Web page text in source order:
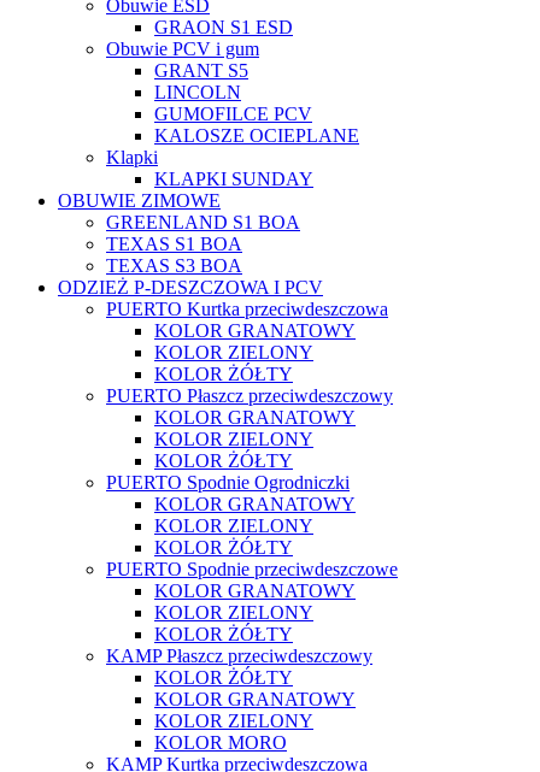
Obuwie ESD
GRAON S1 ESD
Obuwie PCV i gum
GRANT S5
LINCOLN
GUMOFILCE PCV
KALOSZE OCIEPLANE
Klapki
KLAPKI SUNDAY
OBUWIE ZIMOWE
GREENLAND S1 BOA
TEXAS S1 BOA
TEXAS S3 BOA
ODZIEŻ P-DESZCZOWA I PCV
PUERTO Kurtka przeciwdeszczowa
KOLOR GRANATOWY
KOLOR ZIELONY
KOLOR ŻÓŁTY
PUERTO Płaszcz przeciwdeszczowy
KOLOR GRANATOWY
KOLOR ZIELONY
KOLOR ŻÓŁTY
PUERTO Spodnie Ogrodniczki
KOLOR GRANATOWY
KOLOR ZIELONY
KOLOR ŻÓŁTY
PUERTO Spodnie przeciwdeszczowe
KOLOR GRANATOWY
KOLOR ZIELONY
KOLOR ŻÓŁTY
KAMP Płaszcz przeciwdeszczowy
KOLOR ŻÓŁTY
KOLOR GRANATOWY
KOLOR ZIELONY
KOLOR MORO
KAMP Kurtka przeciwdeszczowa